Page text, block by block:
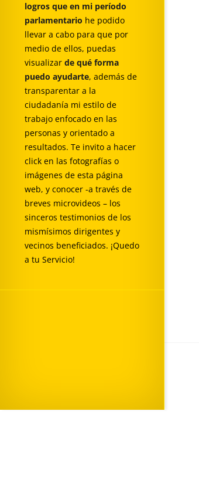
logros que en mi período
parlamentario he podido
llevar a cabo para que por
medio de ellos, puedas
visualizar de qué forma
puedo ayudarte, además de
transparentar a la
ciudadanía mi estilo de
trabajo enfocado en las
personas y orientado a
resultados. Te invito a hacer
click en las fotografías o
imágenes de esta página
web, y conocer -a través de
breves microvideos – los
sinceros testimonios de los
mismísimos dirigentes y
vecinos beneficiados. ¡Quedo
a tu Servicio!